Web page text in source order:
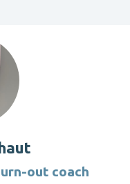
out coach